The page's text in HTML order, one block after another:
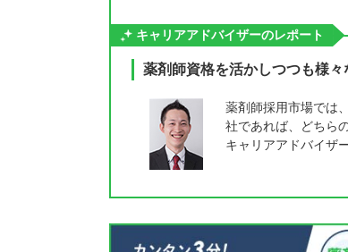
キャリアアドバイザーのレポート
薬剤師資格を活かしつつも様々
薬剤師採用市場では
社であれば、どちら
キャリアアドバイザ